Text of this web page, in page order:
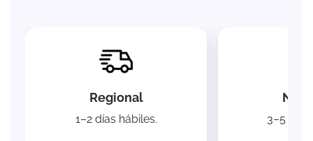
Regional
1–2 días hábiles. 3–5 días